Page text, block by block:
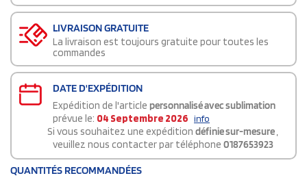
LIVRAISON GRATUITE
La livraison est toujours gratuite pour toutes les
commandes
DATE D'EXPÉDITION
Expédition de l'article personnalisé avec sublimation
prévue le: 04 Septembre 2026 info
Si vous souhaitez une expédition définie sur-mesure,
veuillez nous contacter par téléphone 0187653923
QUANTITÉS RECOMMANDÉES